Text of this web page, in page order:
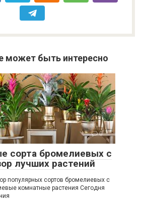
может быть интересно
0
сорта бромелиевых с
лучших растений
популярных сортов бромелиевых с
комнатные растения Сегодня